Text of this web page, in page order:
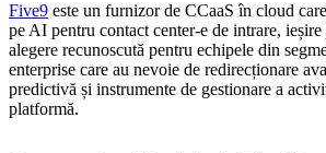
Five9 este un furnizor de CCaaS în cloud
pe AI pentru contact center-e de intrare,
alegere recunoscută pentru echipele din
enterprise care au nevoie de redirecționare
predictivă și instrumente de gestionare a
platformă.